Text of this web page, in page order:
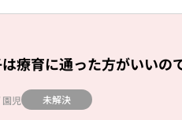
療育に通った方がいいの
園児 未解決